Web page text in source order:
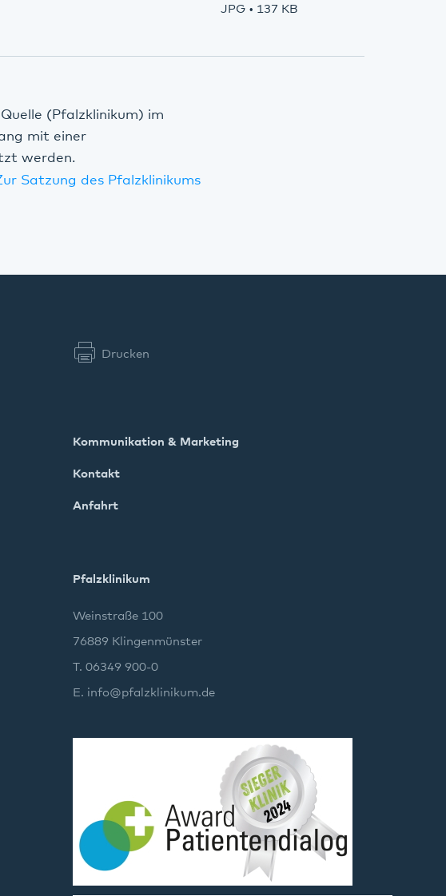
JPG • 137 KB
(Pfalzklinikum) im
mit einer
werden.
Satzung des Pfalzklinikums
Drucken
Kommunikation & Marketing
Kontakt
Anfahrt
Pfalzklinikum
Weinstraße 100
76889 Klingenmünster
T. 06349 900-0
E. info@pfalzklinikum.de